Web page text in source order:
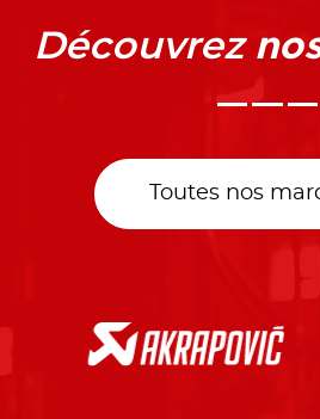
Découvrez
Toutes nos